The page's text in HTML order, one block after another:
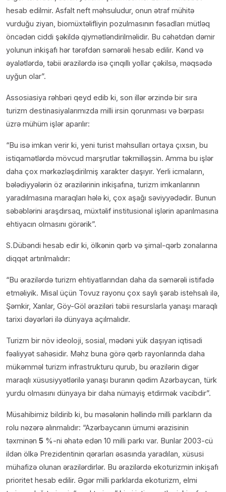
hesab edilmir. Asfalt neft məhsuludur, onun ətraf mühitə
vurduğu ziyan, biomüxtəlifliyin pozulmasının fəsadları mütləq
öncədən ciddi şəkildə qiymətləndirilməlidir. Bu cəhətdən dəmir
yolunun inkişafı hər tərəfdən səmərəli hesab edilir. Kənd və
əyalətlərdə, təbii ərazilərdə isə çınqıllı yollar çəkilsə, məqsədə
uyğun olar”.
Assosiasiya rəhbəri qeyd edib ki, son illər ərzində bir sıra
turizm destinasiyalarımızda milli irsin qorunması və bərpası
üzrə mühüm işlər aparılır:
“Bu isə imkan verir ki, yeni turist məhsulları ortaya çıxsın, bu
istiqamətlərdə mövcud marşrutlar təkmilləşsin. Amma bu işlər
daha çox mərkəzləşdirilmiş xarakter daşıyır. Yerli icmaların,
bələdiyyələrin öz ərazilərinin inkişafına, turizm imkanlarının
yaradılmasına maraqları hələ ki, çox aşağı səviyyədədir. Bunun
səbəblərini araşdırsaq, müxtəlif institusional işlərin aparılmasına
ehtiyacın olmasını görərik”.
S.Dübəndi hesab edir ki, ölkənin qərb və şimal-qərb zonalarına
diqqət artırılmalıdır:
“Bu ərazilərdə turizm ehtiyatlarından daha da səmərəli istifadə
etməliyik. Misal üçün Tovuz rayonu çox saylı şərab istehsalı ilə,
Şəmkir, Xanlar, Göy-Göl əraziləri təbii resurslarla yanaşı maraqlı
tarixi dəyərləri ilə dünyaya açılmalıdır.
Turizm bir növ ideoloji, sosial, mədəni yük daşıyan iqtisadi
fəaliyyət sahəsidir. Məhz buna görə qərb rayonlarında daha
mükəmməl turizm infrastrukturu qurub, bu ərazilərin digər
maraqlı xüsusiyyətlərilə yanaşı buranın qədim Azərbaycan, türk
yurdu olmasını dünyaya bir daha nümayiş etdirmək vacibdir”.
Müsahibimiz bildirib ki, bu məsələnin həllində milli parkların da
rolu nəzərə alınmalıdır: “Azərbaycanın ümumi ərazisinin
təxminən 5 %-ni əhatə edən 10 milli parkı var. Bunlar 2003-cü
ildən ölkə Prezidentinin qərarları əsasında yaradılan, xüsusi
mühafizə olunan ərazilərdirlər. Bu ərazilərdə ekoturizmin inkişafı
prioritet hesab edilir. Əgər milli parklarda ekoturizm, elmi